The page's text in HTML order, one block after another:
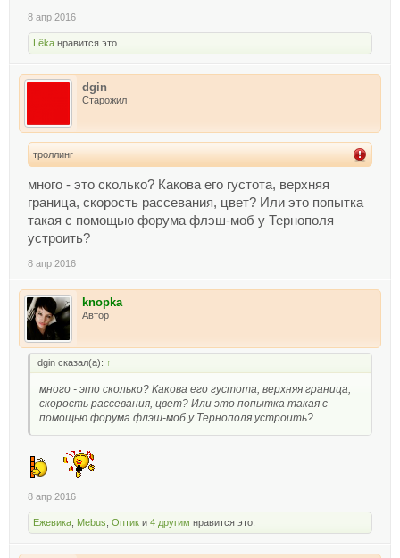
8 апр 2016
Lёka нравится это.
dgin
Старожил
троллинг
много - это сколько? Какова его густота, верхняя
граница, скорость рассевания, цвет? Или это попытка
такая с помощью форума флэш-моб у Тернополя
устроить?
8 апр 2016
knopka
Автор
dgin сказал(а): ↑
много - это сколько? Какова его густота, верхняя граница,
скорость рассевания, цвет? Или это попытка такая с
помощью форума флэш-моб у Тернополя устроить?
8 апр 2016
Ежевика Mebus Оптик и 4 другим нравится это.